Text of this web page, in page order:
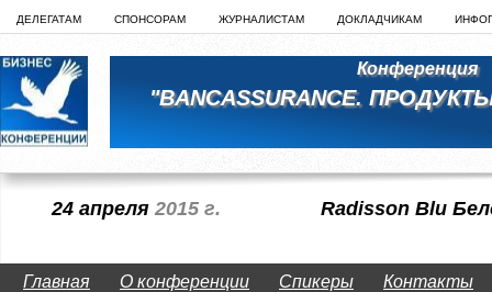
ДЕЛЕГАТАМ СПОНСОРАМ ЖУРНАЛИСТАМ ДОКЛАДЧИКАМ
Конференция
"BANCASSURANCE.
24 апреля 2015 г. Radisson Blu
Главная О конференции Спикеры Контакты